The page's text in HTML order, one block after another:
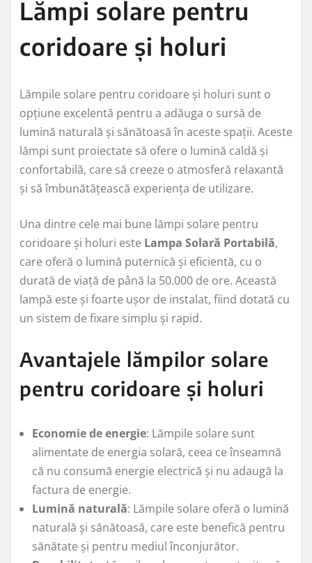
Lămpi solare pentru
coridoare și holuri
Lămpile solare pentru coridoare și holuri sunt o
opțiune excelentă pentru a adăuga o sursă de
lumină naturală și sănătoasă în aceste spații. Aceste
lămpi sunt proiectate să ofere o lumină caldă și
confortabilă, care să creeze o atmosferă relaxantă
și să îmbunătățească experiența de utilizare.
Una dintre cele mai bune lămpi solare pentru
coridoare și holuri este Lampa Solară Portabilă,
care oferă o lumină puternică și eficientă, cu o
durată de viață de până la 50.000 de ore. Această
lampă este și foarte ușor de instalat, fiind dotată cu
un sistem de fixare simplu și rapid.
Avantajele lămpilor solare
pentru coridoare și holuri
Economie de energie: Lămpile solare sunt
alimentate de energia solară, ceea ce înseamnă
că nu consumă energie electrică și nu adaugă la
factura de energie.
Lumină naturală: Lămpile solare oferă o lumină
naturală și sănătoasă, care este benefică pentru
sănătate și pentru mediul înconjurător.